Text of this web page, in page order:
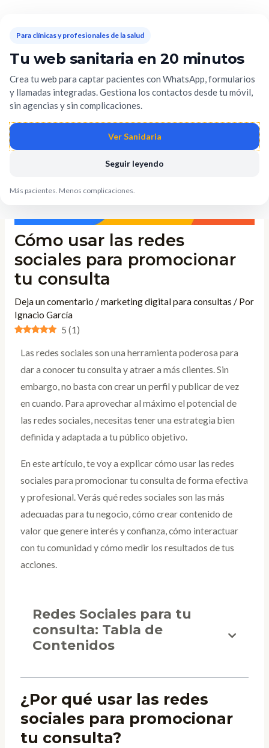
contenido
Cómo usar las redes
sociales para promocionar
tu consulta
Deja un comentario /marketing digital para consultas / Por
Ignacio García
5 (1)
Las redes sociales son una herramienta poderosa para
dar a conocer tu consulta y atraer a más clientes. Sin
embargo, no basta con crear un perfil y publicar de vez
en cuando. Para aprovechar al máximo el potencial de
las redes sociales, necesitas tener una estrategia bien
definida y adaptada a tu público objetivo.
En este artículo, te voy a explicar cómo usar las redes
sociales para promocionar tu consulta de forma efectiva
y profesional. Verás qué redes sociales son las más
adecuadas para tu negocio, cómo crear contenido de
valor que genere interés y confianza, cómo interactuar
con tu comunidad y cómo medir los resultados de tus
acciones.
Redes Sociales para tu
consulta: Tabla de
Contenidos
¿Por qué usar las redes
sociales para promocionar
tu consulta?
entradas
Para clínicas y profesionales de la salud
Tu web sanitaria en 20 minutos
Crea tu web para captar pacientes con WhatsApp, formularios
y llamadas integradas. Gestiona los contactos desde tu móvil,
sin agencias y sin complicaciones.
Ver Sanidaria
Seguir leyendo
Más pacientes. Menos complicaciones.